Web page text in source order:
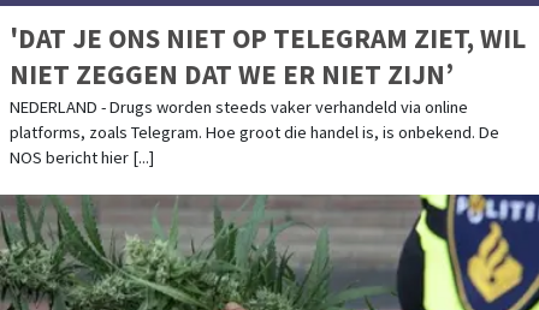
'DAT JE ONS NIET OP TELEGRAM ZIET, WIL
NIET ZEGGEN DAT WE ER NIET ZIJN’
NEDERLAND - Drugs worden steeds vaker verhandeld via online
platforms, zoals Telegram. Hoe groot die handel is, is onbekend. De
NOS bericht hier [...]